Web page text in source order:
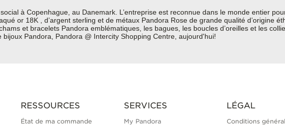
à Copenhague, au Danemark. L’entreprise est reconnue dans le monde entier
or 18K , d’argent sterling et de métaux Pandora Rose de grande qualité d’origine
et bracelets Pandora emblématiques, les bagues, les boucles d’oreilles et les
Pandora, Pandora @ Intercity Shopping Centre, aujourd'hui!
RESSOURCES
État de ma commande
SERVICES
My Pandora
LÉGAL
Conditions